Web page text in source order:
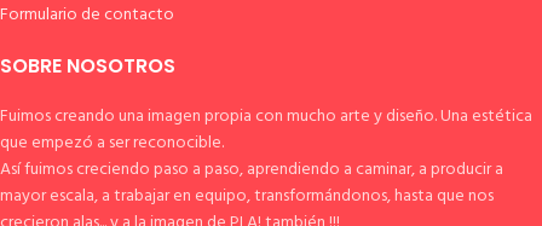
Formulario de contacto
SOBRE NOSOTROS
Fuimos creando una imagen propia con mucho arte y diseño. Una estética
que empezó a ser reconocible.
Así fuimos creciendo paso a paso, aprendiendo a caminar, a producir a
mayor escala, a trabajar en equipo, transformándonos, hasta que nos